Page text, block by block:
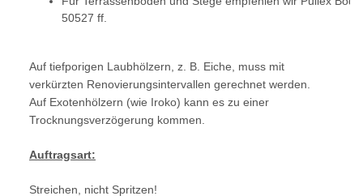
50527 ff.
Auf tiefporigen Laubhölzern, z. B. Eiche, muss mit
verkürzten Renovierungsintervallen gerechnet werden.
Auf Exotenhölzern (wie Iroko) kann es zu einer
Trocknungsverzögerung kommen.
Auftragsart:
Streichen, nicht Spritzen!